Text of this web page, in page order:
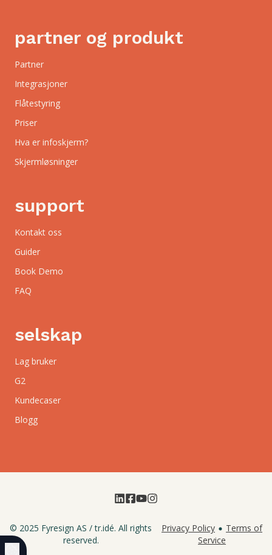
partner og produkt
Partner
Integrasjoner
Flåtestyring
Priser
Hva er infoskjerm?
Skjermløsninger
support
Kontakt oss
Guider
Book Demo
FAQ
selskap
Lag bruker
G2
Kundecaser
Blogg
© 2025 Fyresign AS / tr.idé. All rights
reserved.
Privacy Policy
Terms of
Service